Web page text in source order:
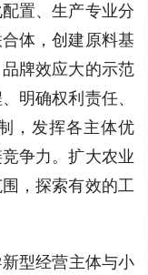
置、生产专业分
体，创建原料基
牌效应大的示范
明确权利责任、
，发挥各主体优
争力。扩大农业
，探索有效的工
型经营主体与小